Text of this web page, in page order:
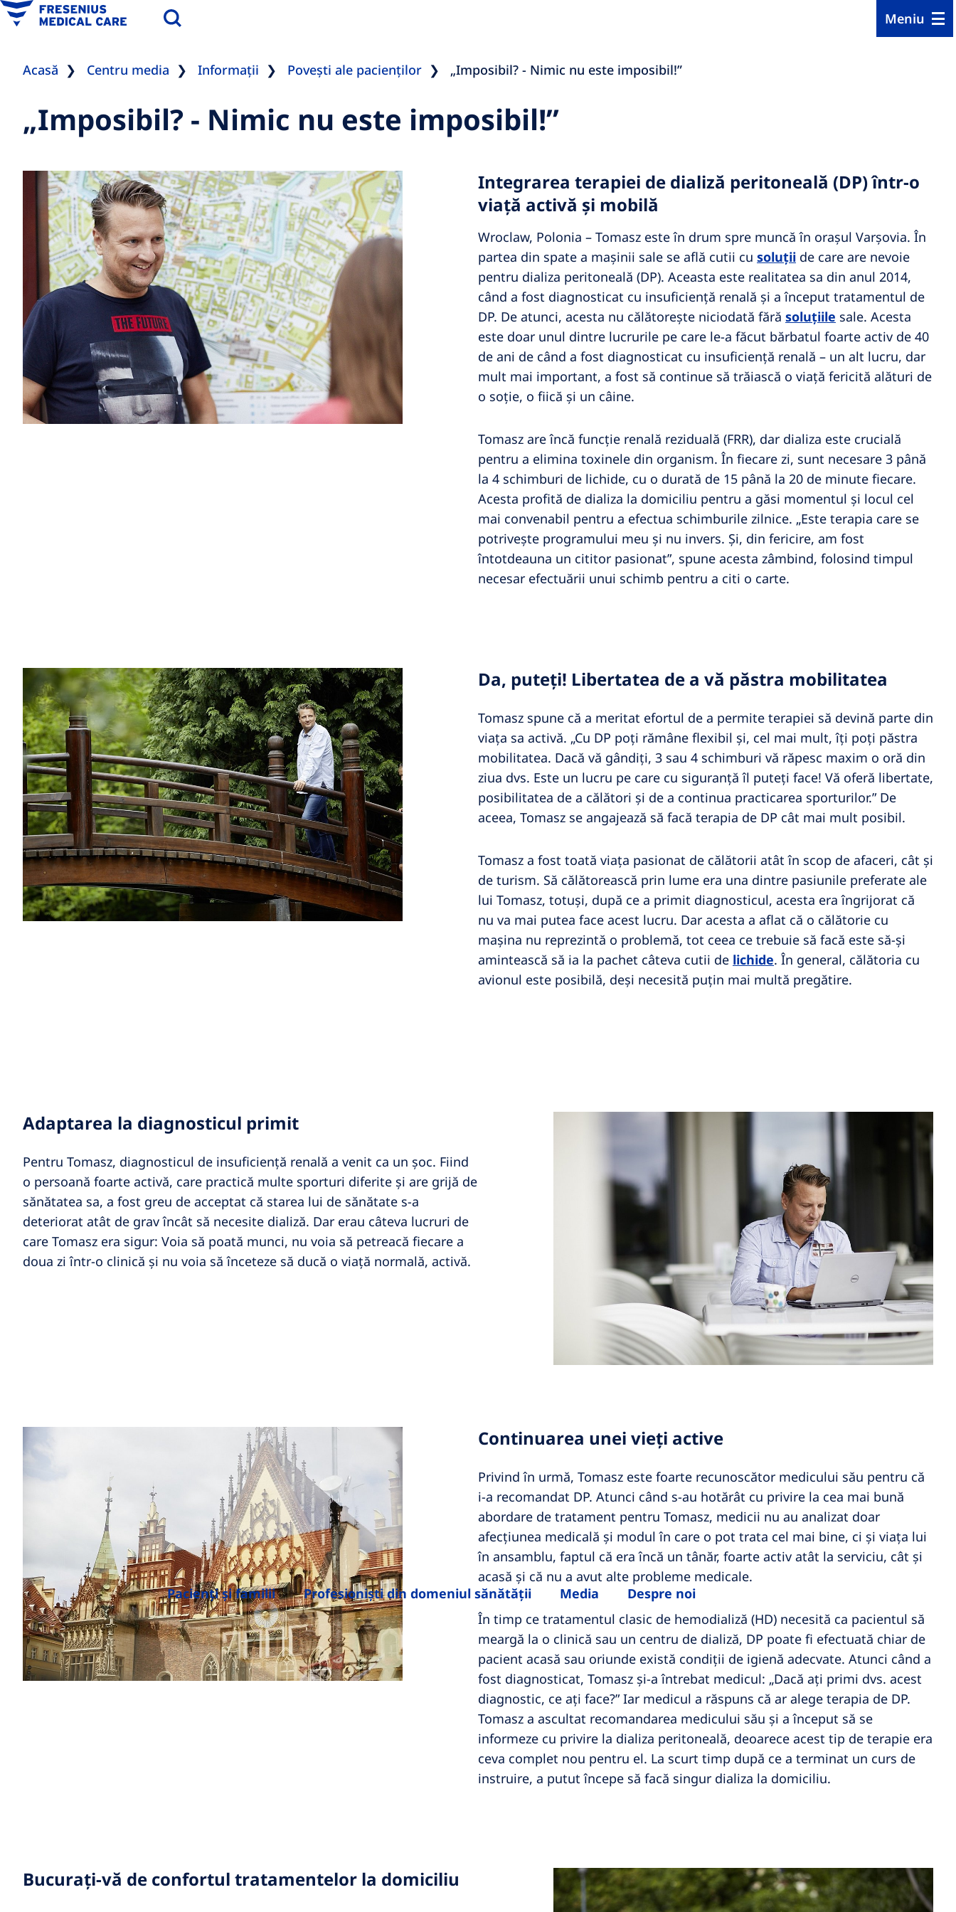
Meniu
Pacienți și familii Profesioniști din domeniul sănătății Media Despre noi
Acasă Centru media Informații Povești ale pacienților „Imposibil? - Nimic nu este imposibil!”
„Imposibil? - Nimic nu este imposibil!”
Integrarea terapiei de dializă peritoneală (DP) într-o
viață activă și mobilă
Wroclaw, Polonia – Tomasz este în drum spre muncă în orașul Varșovia. În
partea din spate a mașinii sale se află cutii cu soluții de care are nevoie
pentru dializa peritoneală (DP). Aceasta este realitatea sa din anul 2014,
când a fost diagnosticat cu insuficiență renală și a început tratamentul de
DP. De atunci, acesta nu călătorește niciodată fără soluțiile sale. Acesta
este doar unul dintre lucrurile pe care le-a făcut bărbatul foarte activ de 40
de ani de când a fost diagnosticat cu insuficiență renală – un alt lucru, dar
mult mai important, a fost să continue să trăiască o viață fericită alături de
o soție, o fiică și un câine.
Tomasz are încă funcție renală reziduală (FRR), dar dializa este crucială
pentru a elimina toxinele din organism. În fiecare zi, sunt necesare 3 până
la 4 schimburi de lichide, cu o durată de 15 până la 20 de minute fiecare.
Acesta profită de dializa la domiciliu pentru a găsi momentul și locul cel
mai convenabil pentru a efectua schimburile zilnice. „Este terapia care se
potrivește programului meu și nu invers. Și, din fericire, am fost
întotdeauna un cititor pasionat”, spune acesta zâmbind, folosind timpul
necesar efectuării unui schimb pentru a citi o carte.
Da, puteți! Libertatea de a vă păstra mobilitatea
Tomasz spune că a meritat efortul de a permite terapiei să devină parte din
viața sa activă. „Cu DP poți rămâne flexibil și, cel mai mult, îți poți păstra
mobilitatea. Dacă vă gândiți, 3 sau 4 schimburi vă răpesc maxim o oră din
ziua dvs. Este un lucru pe care cu siguranță îl puteți face! Vă oferă libertate,
posibilitatea de a călători și de a continua practicarea sporturilor.” De
aceea, Tomasz se angajează să facă terapia de DP cât mai mult posibil.
Tomasz a fost toată viața pasionat de călătorii atât în scop de afaceri, cât și
de turism. Să călătorească prin lume era una dintre pasiunile preferate ale
lui Tomasz, totuși, după ce a primit diagnosticul, acesta era îngrijorat că
nu va mai putea face acest lucru. Dar acesta a aflat că o călătorie cu
mașina nu reprezintă o problemă, tot ceea ce trebuie să facă este să-și
amintească să ia la pachet câteva cutii de lichide. În general, călătoria cu
avionul este posibilă, deși necesită puțin mai multă pregătire.
Adaptarea la diagnosticul primit
Pentru Tomasz, diagnosticul de insuficiență renală a venit ca un șoc. Fiind
o persoană foarte activă, care practică multe sporturi diferite și are grijă de
sănătatea sa, a fost greu de acceptat că starea lui de sănătate s-a
deteriorat atât de grav încât să necesite dializă. Dar erau câteva lucruri de
care Tomasz era sigur: Voia să poată munci, nu voia să petreacă fiecare a
doua zi într-o clinică și nu voia să înceteze să ducă o viață normală, activă.
Continuarea unei vieți active
Privind în urmă, Tomasz este foarte recunoscător medicului său pentru că
i-a recomandat DP. Atunci când s-au hotărât cu privire la cea mai bună
abordare de tratament pentru Tomasz, medicii nu au analizat doar
afecțiunea medicală și modul în care o pot trata cel mai bine, ci și viața lui
în ansamblu, faptul că era încă un tânăr, foarte activ atât la serviciu, cât și
acasă și că nu a avut alte probleme medicale.
În timp ce tratamentul clasic de hemodializă (HD) necesită ca pacientul să
meargă la o clinică sau un centru de dializă, DP poate fi efectuată chiar de
pacient acasă sau oriunde există condiții de igienă adecvate. Atunci când a
fost diagnosticat, Tomasz și-a întrebat medicul: „Dacă ați primi dvs. acest
diagnostic, ce ați face?” Iar medicul a răspuns că ar alege terapia de DP.
Tomasz a ascultat recomandarea medicului său și a început să se
informeze cu privire la dializa peritoneală, deoarece acest tip de terapie era
ceva complet nou pentru el. La scurt timp după ce a terminat un curs de
instruire, a putut începe să facă singur dializa la domiciliu.
Bucurați-vă de confortul tratamentelor la domiciliu